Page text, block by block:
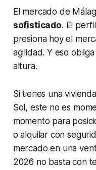
El mercado de
sofisticado. El
presiona hoy el
agilidad. Y eso
altura.
Si tienes una
Sol, este no es
momento para
o alquilar con
mercado en una
2026 no basta con